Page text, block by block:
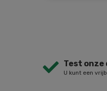
Test
U kunt een